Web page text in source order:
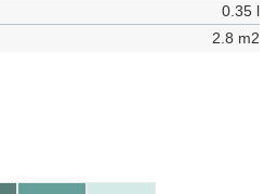
0.35 l
2.8 m2